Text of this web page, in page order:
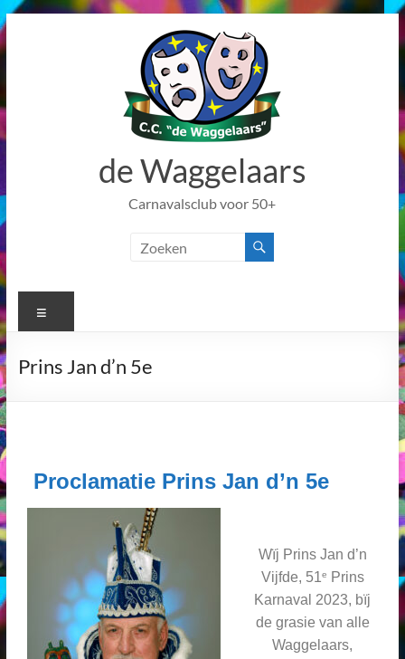
de Waggelaars
Carnavalsclub voor 50+
Prins Jan d’n 5e
Proclamatie Prins Jan d’n 5e
Wïj Prins Jan d’n
Vijfde, 51e
Prins
Karnaval 2023, bïj
de grasie van alle
Waggelaars,